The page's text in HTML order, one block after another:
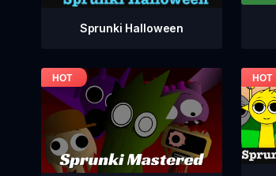
Sprunki Halloween